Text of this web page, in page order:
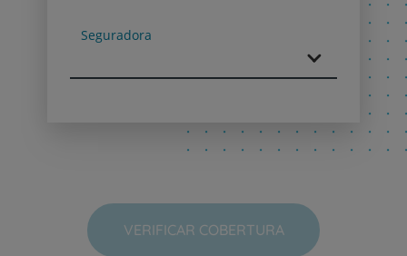
Seguradora
Next
VERIFICAR COBERTURA